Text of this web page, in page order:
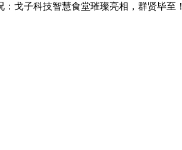
戈子科技智慧食堂璀璨亮相，群贤毕至！